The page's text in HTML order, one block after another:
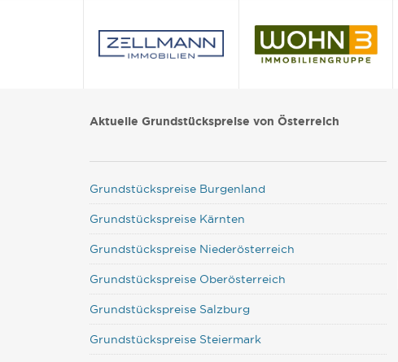
Aktuelle Grundstückspreise von Österreich
Grundstückspreise Burgenland
Grundstückspreise Kärnten
Grundstückspreise Niederösterreich
Grundstückspreise Oberösterreich
Grundstückspreise Salzburg
Grundstückspreise Steiermark